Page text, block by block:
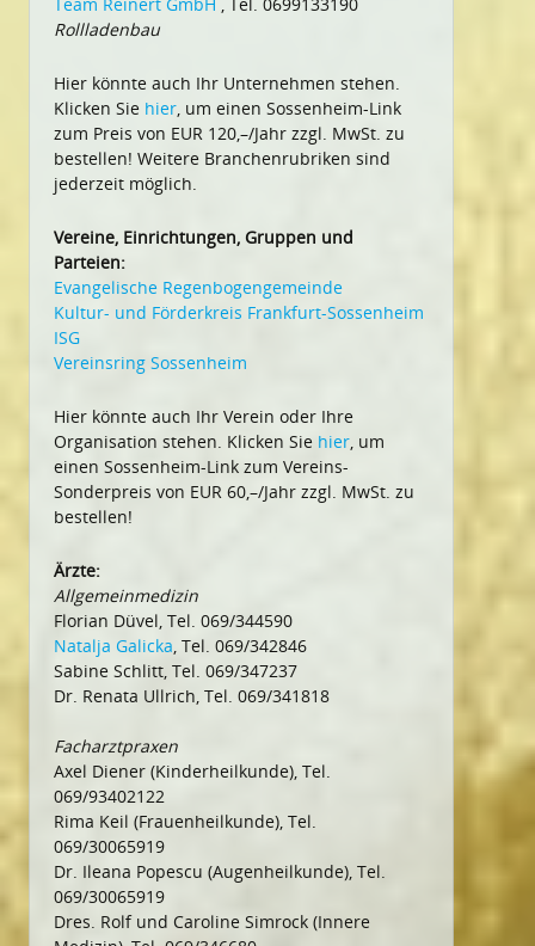
Rollladenbau
Hier könnte auch Ihr Unternehmen stehen.
Klicken Sie hier, um einen Sossenheim-Link
zum Preis von EUR 120,–/Jahr zzgl. MwSt. zu
bestellen! Weitere Branchenrubriken sind
jederzeit möglich.
Vereine, Einrichtungen, Gruppen und
Parteien:
Evangelische Regenbogengemeinde
Kultur- und Förderkreis Frankfurt-Sossenheim
ISG
Vereinsring Sossenheim
Hier könnte auch Ihr Verein oder Ihre
Organisation stehen. Klicken Sie hier, um
einen Sossenheim-Link zum Vereins-
Sonderpreis von EUR 60,–/Jahr zzgl. MwSt. zu
bestellen!
Ärzte:
Allgemeinmedizin
Florian Düvel, Tel. 069/344590
Natalja Galicka, Tel. 069/342846
Sabine Schlitt, Tel. 069/347237
Dr. Renata Ullrich, Tel. 069/341818
Facharztpraxen
Axel Diener (Kinderheilkunde), Tel.
069/93402122
Rima Keil (Frauenheilkunde), Tel.
069/30065919
Dr. Ileana Popescu (Augenheilkunde), Tel.
069/30065919
Dres. Rolf und Caroline Simrock (Innere